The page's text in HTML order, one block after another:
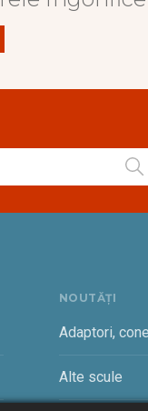
NOUTĂȚI
Adaptori,
Alte scule